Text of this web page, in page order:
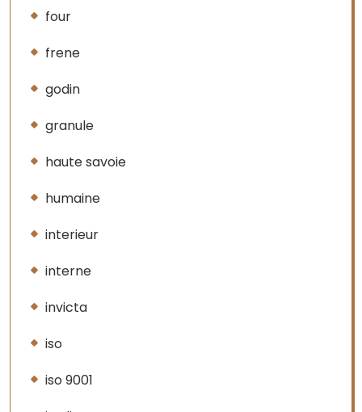
four
frene
godin
granule
haute savoie
humaine
interieur
interne
invicta
iso
iso 9001